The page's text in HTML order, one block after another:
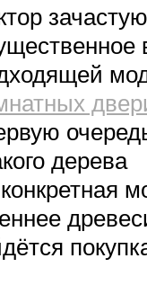
зачастую
дерева